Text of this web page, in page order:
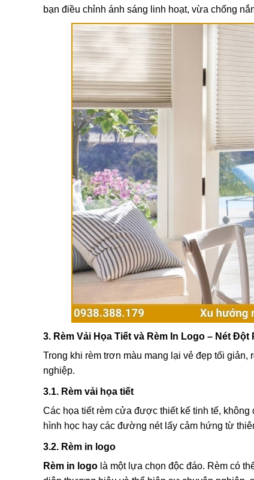
bạn điều chỉnh ánh sáng linh hoạt, vừa chống
3. Rèm Vải Họa Tiết và Rèm In Logo – Nét
Trong khi rèm trơn màu mang lại vẻ đẹp tối
nghiệp.
3.1. Rèm vải họa tiết
Các họa tiết rèm cửa được thiết kế tinh tế,
hình học hay các đường nét lấy cảm hứng từ
3.2. Rèm in logo
Rèm in logo là một lựa chọn độc đáo. Rèm có